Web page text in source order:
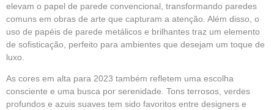
elevam o papel de parede convencional, transformando paredes
comuns em obras de arte que capturam a atenção. Além disso, o
uso de papéis de parede metálicos e brilhantes traz um elemento
de sofisticação, perfeito para ambientes que desejam um toque de
luxo.
As cores em alta para 2023 também refletem uma escolha
consciente e uma busca por serenidade. Tons terrosos, verdes
profundos e azuis suaves tem sido favoritos entre designers e